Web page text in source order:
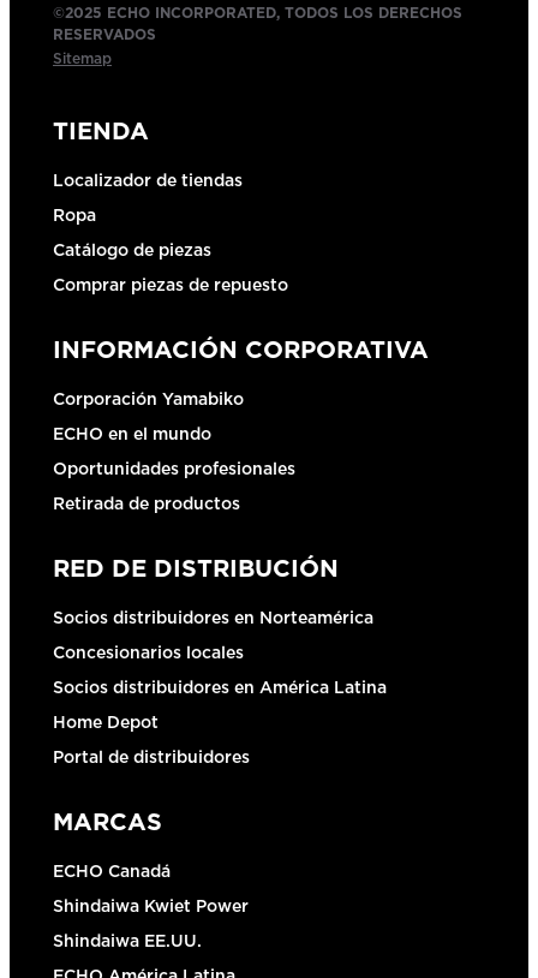
©2025 ECHO INCORPORATED, TODOS LOS DERECHOS
RESERVADOS
Sitemap
TIENDA
Localizador de tiendas
Ropa
Catálogo de piezas
Comprar piezas de repuesto
INFORMACIÓN CORPORATIVA
Corporación Yamabiko
ECHO en el mundo
Oportunidades profesionales
Retirada de productos
RED DE DISTRIBUCIÓN
Socios distribuidores en Norteamérica
Concesionarios locales
Socios distribuidores en América Latina
Home Depot
Portal de distribuidores
MARCAS
ECHO Canadá
Shindaiwa Kwiet Power
Shindaiwa EE.UU.